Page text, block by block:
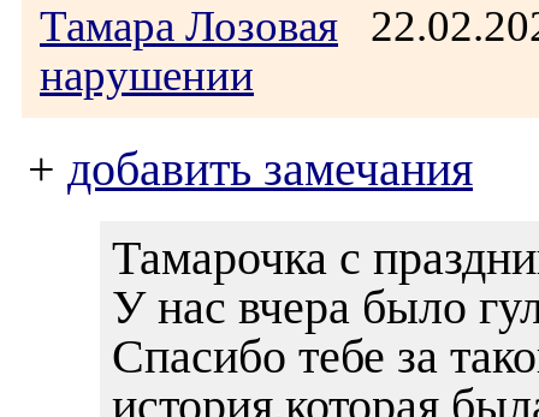
Тамара Лозовая
нарушении
+ добавить замечания
Тамарочка с
У нас вчера было
Спасибо тебе за
история,которая